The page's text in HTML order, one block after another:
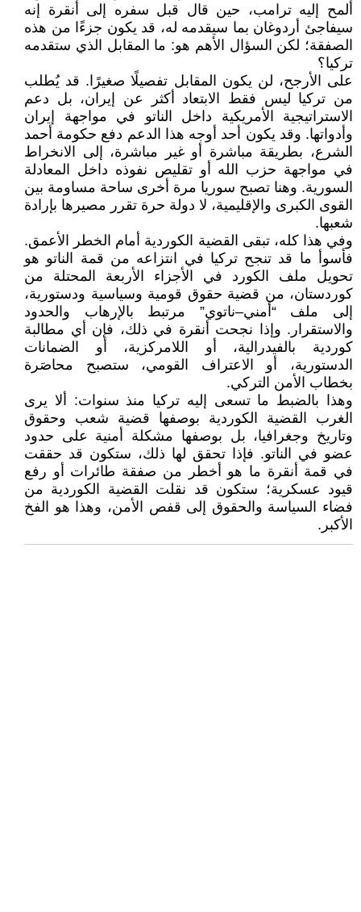
ألمح إليه ترامب، حين قال قبل سفره إلى أنقرة إنه
سيفاجئ أردوغان بما سيقدمه له، قد يكون جزءًا من هذه
الصفقة؛ لكن السؤال الأهم هو: ما المقابل الذي ستقدمه
تركيا؟
على الأرجح، لن يكون المقابل تفصيلًا صغيرًا. قد يُطلب
من تركيا ليس فقط الابتعاد أكثر عن إيران، بل دعم
الاستراتيجية الأمريكية داخل الناتو في مواجهة إيران
وأدواتها. وقد يكون أحد أوجه هذا الدعم دفع حكومة أحمد
الشرع، بطريقة مباشرة أو غير مباشرة، إلى الانخراط
في مواجهة حزب الله أو تقليص نفوذه داخل المعادلة
السورية. وهنا تصبح سوريا مرة أخرى ساحة مساومة بين
القوى الكبرى والإقليمية، لا دولة حرة تقرر مصيرها بإرادة
شعبها.
وفي هذا كله، تبقى القضية الكوردية أمام الخطر الأعمق.
فأسوأ ما قد تنجح تركيا في انتزاعه من قمة الناتو هو
تحويل ملف الكورد في الأجزاء الأربعة المحتلة من
كوردستان، من قضية حقوق قومية وسياسية ودستورية،
إلى ملف “أمني–ناتوي” مرتبط بالإرهاب والحدود
والاستقرار. وإذا نجحت أنقرة في ذلك، فإن أي مطالبة
كوردية بالفيدرالية، أو اللامركزية، أو الضمانات
الدستورية، أو الاعتراف القومي، ستصبح محاصَرة
بخطاب الأمن التركي.
وهذا بالضبط ما تسعى إليه تركيا منذ سنوات: ألا يرى
الغرب القضية الكوردية بوصفها قضية شعب وحقوق
وتاريخ وجغرافيا، بل بوصفها مشكلة أمنية على حدود
عضو في الناتو. فإذا تحقق لها ذلك، ستكون قد حققت
في قمة أنقرة ما هو أخطر من صفقة طائرات أو رفع
قيود عسكرية؛ ستكون قد نقلت القضية الكوردية من
فضاء السياسة والحقوق إلى قفص الأمن، وهذا هو الفخ
الأكبر.